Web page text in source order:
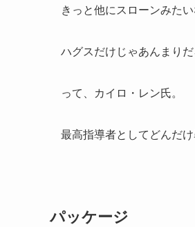
きっと他にスローンみた
ハグスだけじゃあんまりだ
って、カイロ・レン氏。
最高指導者としてどんだ
パッケージ